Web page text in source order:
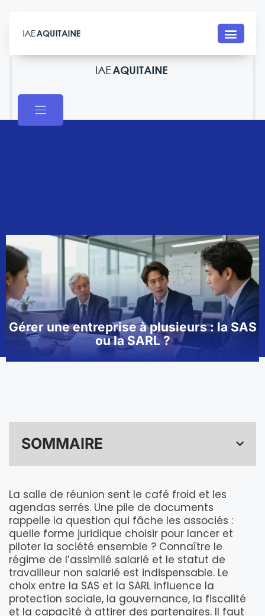
Gérer une entreprise à plusieurs : la SAS
ou la SARL ?
SOMMAIRE
La salle de réunion sent le café froid et les
agendas serrés. Une pile de documents
rappelle la question qui fâche les associés :
quelle forme juridique choisir pour lancer et
piloter la société ensemble ? Connaître le
régime de l’assimilé salarié et le statut de
travailleur non salarié est indispensable. Le
choix entre la SAS et la SARL influence la
protection sociale, la gouvernance, la fiscalité
et la capacité à attirer des partenaires. Il faut